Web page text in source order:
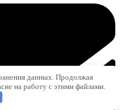
данных. Продолжая
на работу с этими файлами.